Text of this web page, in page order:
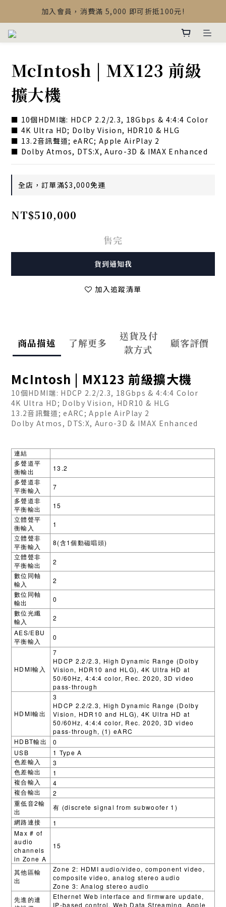
【最新公告】Devialet Mania 盒內配件調整說明
加入會員，消費滿 5,000 即可折抵100元!
【最新公告】Devialet Mania 盒內配件調整說明
McIntosh | MX123 前級
擴大機
■ 10個HDMI端: HDCP 2.2/2.3, 18Gbps & 4:4:4 Color
■ 4K Ultra HD; Dolby Vision, HDR10 & HLG
■ 13.2音訊聲道; eARC; Apple AirPlay 2
■ Dolby Atmos, DTS:X, Auro-3D & IMAX Enhanced
全店，訂單滿$3,000免運
NT$510,000
售完
貨到通知我
加入追蹤清單
商品描述 了解更多
送貨及付
款方式
顧客評價
McIntosh | MX123 前級擴大機
10個HDMI端: HDCP 2.2/2.3, 18Gbps & 4:4:4 Color
4K Ultra HD; Dolby Vision, HDR10 & HLG
13.2音訊聲道; eARC; Apple AirPlay 2
Dolby Atmos, DTS:X, Auro-3D & IMAX Enhanced
連結
多聲道平
衡輸出
13.2
多聲道非
平衡輸入
7
多聲道非
平衡輸出
15
立體聲平
衡輸入
1
立體聲非
平衡輸入
8(含1個動磁唱頭)
立體聲非
平衡輸出
2
數位同軸
輸入
2
數位同軸
輸出
0
數位光纖
輸入
2
AES/EBU
平衡輸入
0
HDMI輸入
7
HDCP 2.2/2.3, High Dynamic Range (Dolby
Vision, HDR10 and HLG), 4K Ultra HD at
50/60Hz, 4:4:4 color, Rec. 2020, 3D video
pass-through
HDMI輸出
3
HDCP 2.2/2.3, High Dynamic Range (Dolby
Vision, HDR10 and HLG), 4K Ultra HD at
50/60Hz, 4:4:4 color, Rec. 2020, 3D video
pass-through, (1) eARC
HDBT輸出
0
USB
1 Type A
色差輸入 3
色差輸出 1
複合輸入 4
複合輸出 2
重低音2輸
出
有 (discrete signal from subwoofer 1)
網路連接
1
Max # of
audio
channels
in Zone A
15
其他區輸
出
Zone 2: HDMI audio/video, component video,
composite video, analog stereo audio
Zone 3: Analog stereo audio
先進的連
Ethernet Web interface and firmware update,
IP-based control, Web Data Streaming, Apple